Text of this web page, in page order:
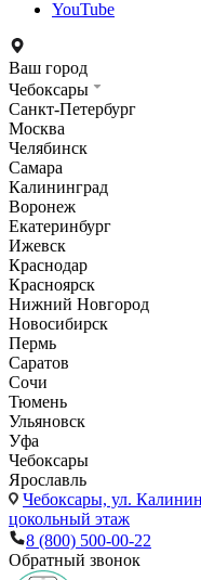
YouTube
Ваш город
Чебоксары
Санкт-Петербург
Москва
Челябинск
Самара
Калининград
Воронеж
Екатеринбург
Ижевск
Краснодар
Красноярск
Нижний Новгород
Новосибирск
Пермь
Саратов
Сочи
Тюмень
Ульяновск
Уфа
Чебоксары
Ярославль
Чебоксары, ул.
цокольный этаж
8 (800) 500-00-22
Обратный звонок